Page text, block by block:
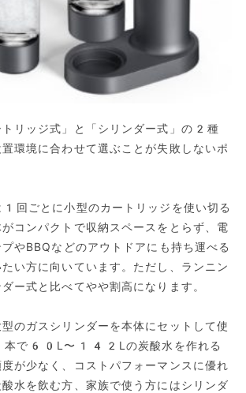
トリッジ式」と「シリンダー式」の2種
環境に合わせて選ぶことが失敗しないポ
1回ごとに小型のカートリッジを使い切る
コンパクトで収納スペースをとらず、電
やBBQなどのアウトドアにも持ち運べる
い方に向いています。ただし、ランニン
ー式と比べてやや割高になります。
型のガスシリンダーを本体にセットして使
1本で60L〜142Lの炭酸水を作れる
が少なく、コストパフォーマンスに優れ
水を飲む方、家族で使う方にはシリンダ